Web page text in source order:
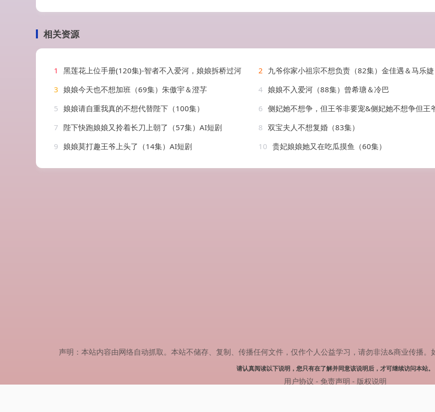
相关资源
1 黑莲花上位手册(120集)-智者不入爱河，娘娘拆桥过河 2 九爷你家小祖宗不想负责（82集）金佳遇＆马乐婕
3 娘娘今天也不想加班（69集）朱傲宇＆澄芓 4 娘娘不入爱河（88集）曾希瑭＆冷巴
5 娘娘请自重我真的不想代替陛下（100集） 6 侧妃她不想争，但王爷非要宠&侧妃她不想争但王爷非要宠（87集）
7 陛下快跑娘娘又拎着长刀上朝了（57集）AI短剧 8 双宝夫人不想复婚（83集）
9 娘娘莫打趣王爷上头了（14集）AI短剧 10 贵妃娘娘她又在吃瓜摸鱼（60集）
声明：本站内容由网络自动抓取。本站不储存、复制、传播任何文件，仅作个人公益学习，请勿非法&商业传播
请认真阅读以下说明，您只有在了解并同意该说明后，才可继续访问本站。
用户协议 - 免责声明 - 版权说明